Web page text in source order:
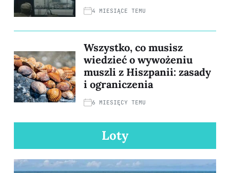
4 MIESIĄCE TEMU
Wszystko, co musisz
wiedzieć o wywożeniu
muszli z Hiszpanii: zasady
i ograniczenia
6 MIESIĘCY TEMU
Loty